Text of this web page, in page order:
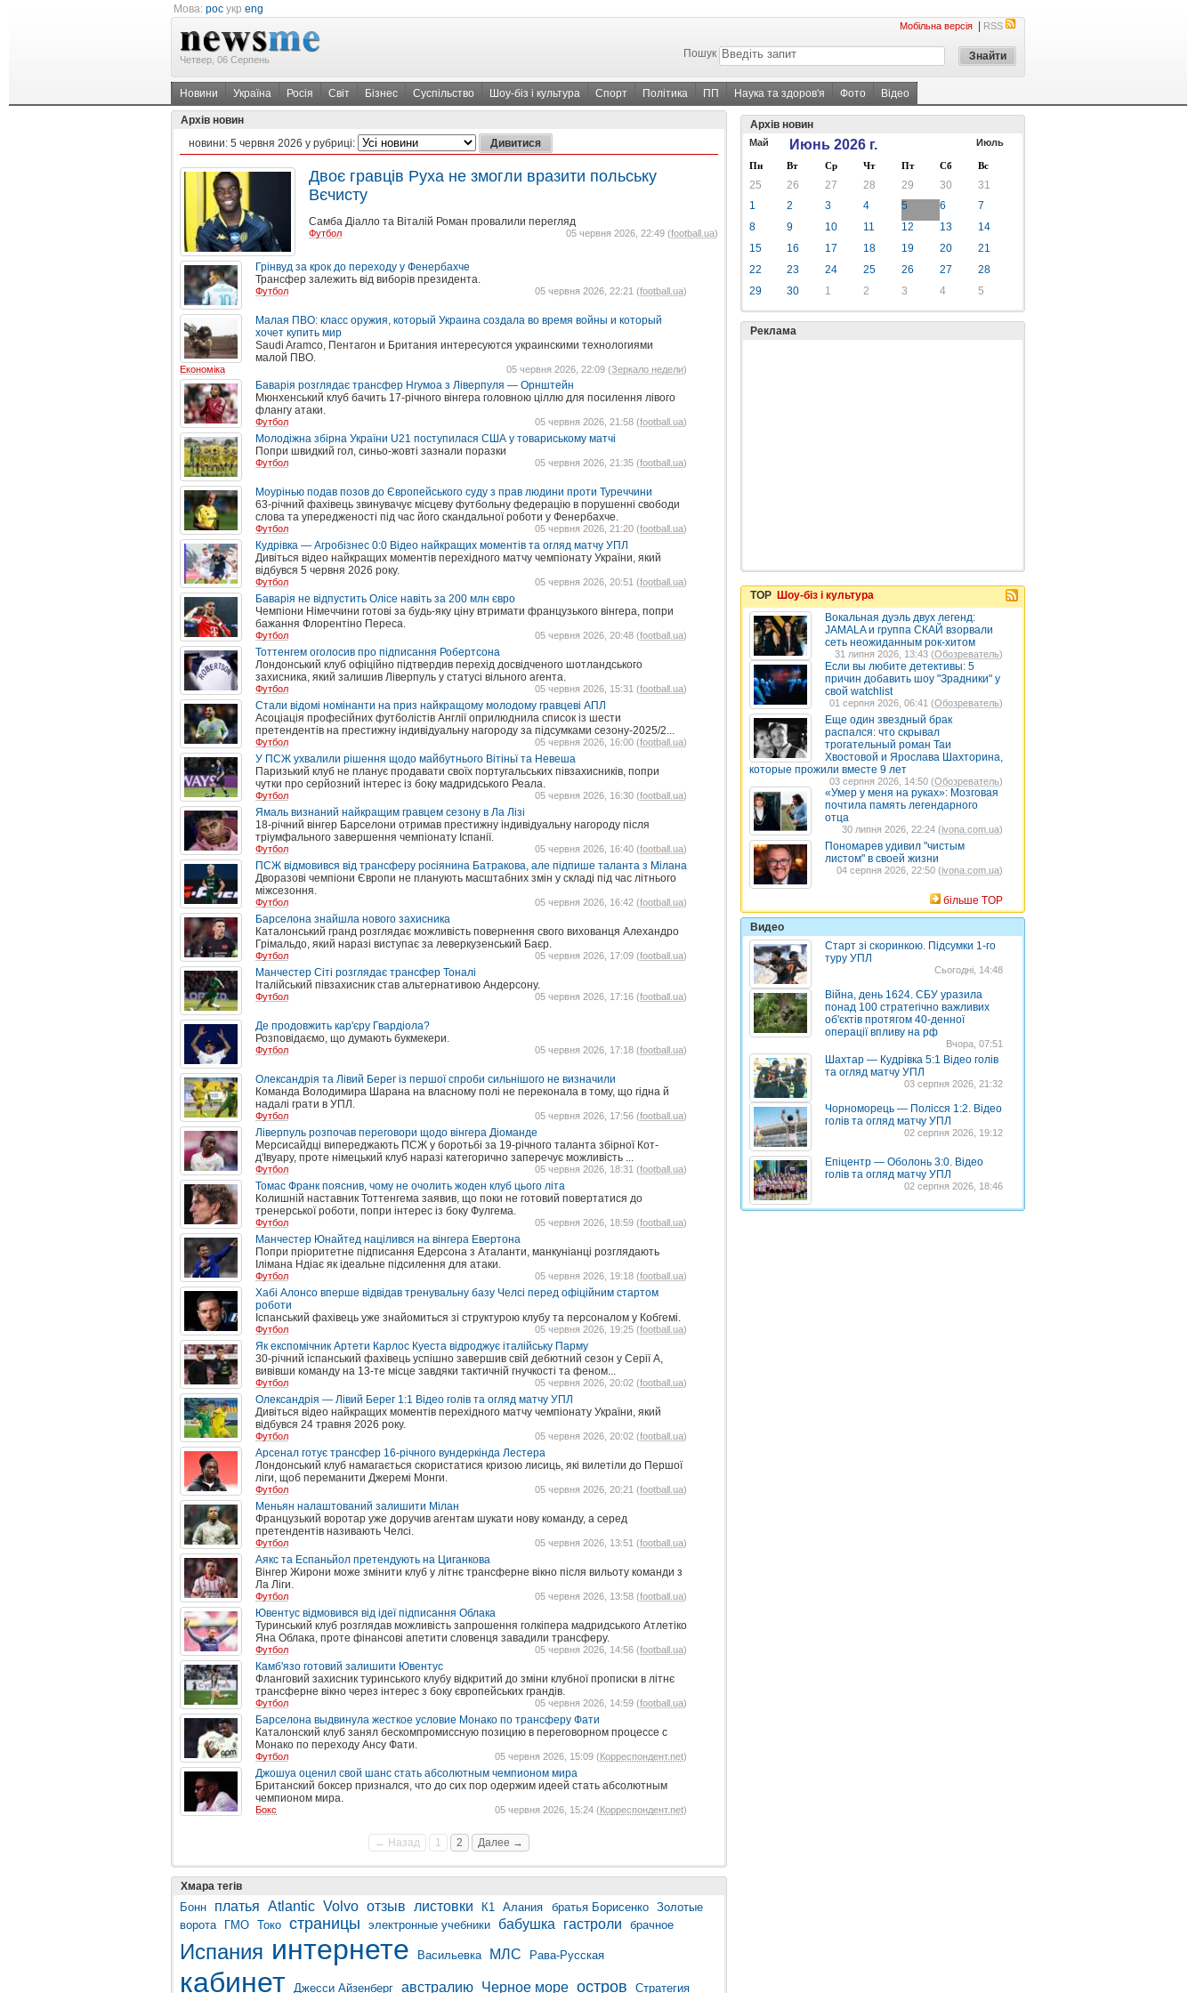
Мова: рос укр eng
Четвер, 06 Серпень
Мобільна версія RSS
Пошук
Новини Україна Росія Світ Бізнес Суспільство Шоу-біз і культура Спорт Політика ПП Наука та здоров'я Фото Відео
Архів новин
новини: 5 червня 2026 у рубриці:
Двоє гравців Руха не змогли вразити польську
Вєчисту
Самба Діалло та Віталій Роман провалили перегляд
Футбол 05 червня 2026, 22:49 (football.ua)
Грінвуд за крок до переходу у Фенербахче
Трансфер залежить від виборів президента.
Футбол 05 червня 2026, 22:21 (football.ua)
Малая ПВО: класс оружия, который Украина создала во время войны и который
хочет купить мир
Saudi Aramco, Пентагон и Британия интересуются украинскими технологиями
малой ПВО.
Економіка 05 червня 2026, 22:09 (Зеркало недели)
Баварія розглядає трансфер Нгумоа з Ліверпуля — Орнштейн
Мюнхенський клуб бачить 17-річного вінгера головною ціллю для посилення лівого
флангу атаки.
Футбол 05 червня 2026, 21:58 (football.ua)
Молодіжна збірна України U21 поступилася США у товариському матчі
Попри швидкий гол, синьо-жовті зазнали поразки
Футбол 05 червня 2026, 21:35 (football.ua)
Моурінью подав позов до Європейського суду з прав людини проти Туреччини
63-річний фахівець звинувачує місцеву футбольну федерацію в порушенні свободи
слова та упередженості під час його скандальної роботи у Фенербахче.
Футбол 05 червня 2026, 21:20 (football.ua)
Кудрівка — Агробізнес 0:0 Відео найкращих моментів та огляд матчу УПЛ
Дивіться відео найкращих моментів перехідного матчу чемпіонату України, який
відбувся 5 червня 2026 року.
Футбол 05 червня 2026, 20:51 (football.ua)
Баварія не відпустить Олісе навіть за 200 млн євро
Чемпіони Німеччини готові за будь-яку ціну втримати французького вінгера, попри
бажання Флорентіно Переса.
Футбол 05 червня 2026, 20:48 (football.ua)
Тоттенгем оголосив про підписання Робертсона
Лондонський клуб офіційно підтвердив перехід досвідченого шотландського
захисника, який залишив Ліверпуль у статусі вільного агента.
Футбол 05 червня 2026, 15:31 (football.ua)
Стали відомі номінанти на приз найкращому молодому гравцеві АПЛ
Асоціація професійних футболістів Англії оприлюднила список із шести
претендентів на престижну індивідуальну нагороду за підсумками сезону-2025/2...
Футбол 05 червня 2026, 16:00 (football.ua)
У ПСЖ ухвалили рішення щодо майбутнього Вітіньї та Невеша
Паризький клуб не планує продавати своїх португальських півзахисників, попри
чутки про серйозний інтерес із боку мадридського Реала.
Футбол 05 червня 2026, 16:30 (football.ua)
Ямаль визнаний найкращим гравцем сезону в Ла Лізі
18-річний вінгер Барселони отримав престижну індивідуальну нагороду після
тріумфального завершення чемпіонату Іспанії.
Футбол 05 червня 2026, 16:40 (football.ua)
ПСЖ відмовився від трансферу росіянина Батракова, але підпише таланта з Мілана
Дворазові чемпіони Європи не планують масштабних змін у складі під час літнього
міжсезоння.
Футбол 05 червня 2026, 16:42 (football.ua)
Барселона знайшла нового захисника
Каталонський гранд розглядає можливість повернення свого вихованця Алехандро
Грімальдо, який наразі виступає за леверкузенський Баєр.
Футбол 05 червня 2026, 17:09 (football.ua)
Манчестер Сіті розглядає трансфер Тоналі
Італійський півзахисник став альтернативою Андерсону.
Футбол 05 червня 2026, 17:16 (football.ua)
Де продовжить кар'єру Гвардіола?
Розповідаємо, що думають букмекери.
Футбол 05 червня 2026, 17:18 (football.ua)
Олександрія та Лівий Берег із першої спроби сильнішого не визначили
Команда Володимира Шарана на власному полі не переконала в тому, що гідна й
надалі грати в УПЛ.
Футбол 05 червня 2026, 17:56 (football.ua)
Ліверпуль розпочав переговори щодо вінгера Діоманде
Мерсисайдці випереджають ПСЖ у боротьбі за 19-річного таланта збірної Кот-
д'Івуару, проте німецький клуб наразі категорично заперечує можливість ...
Футбол 05 червня 2026, 18:31 (football.ua)
Томас Франк пояснив, чому не очолить жоден клуб цього літа
Колишній наставник Тоттенгема заявив, що поки не готовий повертатися до
тренерської роботи, попри інтерес із боку Фулгема.
Футбол 05 червня 2026, 18:59 (football.ua)
Манчестер Юнайтед націлився на вінгера Евертона
Попри пріоритетне підписання Едерсона з Аталанти, манкуніанці розглядають
Ілімана Ндіає як ідеальне підсилення для атаки.
Футбол 05 червня 2026, 19:18 (football.ua)
Хабі Алонсо вперше відвідав тренувальну базу Челсі перед офіційним стартом
роботи
Іспанський фахівець уже знайомиться зі структурою клубу та персоналом у Кобгемі.
Футбол 05 червня 2026, 19:25 (football.ua)
Як експомічник Артети Карлос Куеста відроджує італійську Парму
30-річний іспанський фахівець успішно завершив свій дебютний сезон у Серії А,
вивівши команду на 13-те місце завдяки тактичній гнучкості та феном...
Футбол 05 червня 2026, 20:02 (football.ua)
Олександрія — Лівий Берег 1:1 Відео голів та огляд матчу УПЛ
Дивіться відео найкращих моментів перехідного матчу чемпіонату України, який
відбувся 24 травня 2026 року.
Футбол 05 червня 2026, 20:02 (football.ua)
Арсенал готує трансфер 16-річного вундеркінда Лестера
Лондонський клуб намагається скористатися кризою лисиць, які вилетіли до Першої
ліги, щоб переманити Джеремі Монги.
Футбол 05 червня 2026, 20:21 (football.ua)
Меньян налаштований залишити Мілан
Французький воротар уже доручив агентам шукати нову команду, а серед
претендентів називають Челсі.
Футбол 05 червня 2026, 13:51 (football.ua)
Аякс та Еспаньйол претендують на Циганкова
Вінгер Жирони може змінити клуб у літнє трансферне вікно після вильоту команди з
Ла Ліги.
Футбол 05 червня 2026, 13:58 (football.ua)
Ювентус відмовився від ідеї підписання Облака
Туринський клуб розглядав можливість запрошення голкіпера мадридського Атлетіко
Яна Облака, проте фінансові апетити словенця завадили трансферу.
Футбол 05 червня 2026, 14:56 (football.ua)
Камб'язо готовий залишити Ювентус
Фланговий захисник туринського клубу відкритий до зміни клубної прописки в літнє
трансферне вікно через інтерес з боку європейських грандів.
Футбол 05 червня 2026, 14:59 (football.ua)
Барселона выдвинула жесткое условие Монако по трансферу Фати
Каталонский клуб занял бескомпромиссную позицию в переговорном процессе с
Монако по переходу Ансу Фати.
Футбол 05 червня 2026, 15:09 (Корреспондент.net)
Джошуа оценил свой шанс стать абсолютным чемпионом мира
Британский боксер признался, что до сих пор одержим идеей стать абсолютным
чемпионом мира.
Бокс 05 червня 2026, 15:24 (Корреспондент.net)
← Назад 1 2 Далее →
Хмара тегів
Бонн платья Atlantic Volvo отзыв листовки К1 Алания братья Борисенко Золотые
ворота
ГМО Токо страницы электронные учебники бабушка гастроли брачное
Испания интернете Васильевка МЛС Рава-Русская
кабинет Джесси Айзенберг австралию Черное море остров Стратегия
Архів новин
Май Июнь 2026 г. Июль
Пн Вт Ср Чт Пт Сб Вс
25 26 27 28 29 30
31
1
2 3 4 5 6
7
8
9 10 11 12 13
14
15
16 17 18 19 20
21
22
23 24 25 26 27
28
29
30 1 2 3 4 5
Реклама
TOP Шоу-біз і культура
Вокальная дуэль двух легенд:
JAMALA и группа СКАЙ взорвали
сеть неожиданным рок-хитом
31 липня 2026, 13:43 (Обозреватель)
Если вы любите детективы: 5
причин добавить шоу "Зрадники" у
свой watchlist
01 серпня 2026, 06:41 (Обозреватель)
Еще один звездный брак
распался: что скрывал
трогательный роман Таи
Хвостовой и Ярослава Шахторина,
которые прожили вместе 9 лет
03 серпня 2026, 14:50 (Обозреватель)
«Умер у меня на руках»: Мозговая
почтила память легендарного
отца
30 липня 2026, 22:24 (ivona.com.ua)
Пономарев удивил "чистым
листом" в своей жизни
04 серпня 2026, 22:50 (ivona.com.ua)
більше TOP
Видео
Старт зі скоринкою. Підсумки 1-го
туру УПЛ
Сьогодні, 14:48
Війна, день 1624. СБУ уразила
понад 100 стратегічно важливих
об'єктів протягом 40-денної
операції впливу на рф
Вчора, 07:51
Шахтар — Кудрівка 5:1 Відео голів
та огляд матчу УПЛ
03 серпня 2026, 21:32
Чорноморець — Полісся 1:2. Відео
голів та огляд матчу УПЛ
02 серпня 2026, 19:12
Епіцентр — Оболонь 3:0. Відео
голів та огляд матчу УПЛ
02 серпня 2026, 18:46